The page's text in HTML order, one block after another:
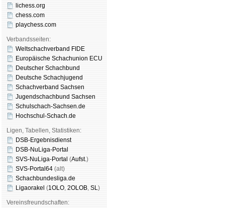
lichess.org
chess.com
playchess.com
Verbandsseiten:
Weltschachverband FIDE
Europäische Schachunion ECU
Deutscher Schachbund
Deutsche Schachjugend
Schachverband Sachsen
Jugendschachbund Sachsen
Schulschach-Sachsen.de
Hochschul-Schach.de
Ligen, Tabellen, Statistiken:
DSB-Ergebnisdienst
DSB-NuLiga-Portal
SVS-NuLiga-Portal (Aufst.)
SVS-Portal64 (alt)
Schachbundesliga.de
Ligaorakel (1OLO, 2OLOB, SL)
Vereinsfreundschaften: